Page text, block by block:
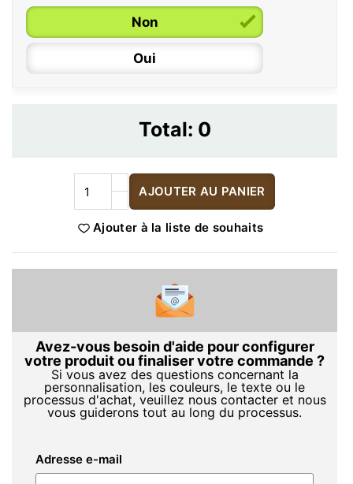
Non
Oui
Total: 0
AJOUTER AU PANIER
Ajouter à la liste de souhaits
Avez-vous besoin d'aide pour configurer
votre produit ou finaliser votre commande ?
Si vous avez des questions concernant la
personnalisation, les couleurs, le texte ou le
processus d'achat, veuillez nous contacter et nous
vous guiderons tout au long du processus.
Adresse e-mail